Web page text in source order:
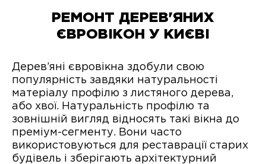
РЕМОНТ ДЕРЕВ'ЯНИХ
ЄВРОВІКОН У КИЄВІ
Дерев’яні євровікна здобули свою
популярність завдяки натуральності
матеріалу профілю з листяного дерева,
або хвої. Натуральність профілю та
зовнішній вигляд відносять такі вікна до
преміум-сегменту. Вони часто
використовуються для реставрації старих
будівель і зберігають архітектурний